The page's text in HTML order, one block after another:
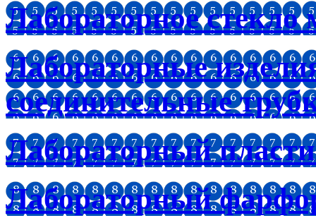
Лабораторное стекло
Лабораторные
соединительные
Лабораторный
Лабораторный